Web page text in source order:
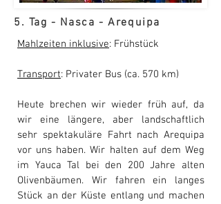
5. Tag - Nasca - Arequipa
Mahlzeiten inklusive: Frühstück
Transport: Privater Bus (ca. 570 km)
Heute brechen wir wieder früh auf, da
wir eine längere, aber landschaftlich
sehr spektakuläre Fahrt nach Arequipa
vor uns haben. Wir halten auf dem Weg
im Yauca Tal bei den 200 Jahre alten
Olivenbäumen. Wir fahren ein langes
Stück an der Küste entlang und machen